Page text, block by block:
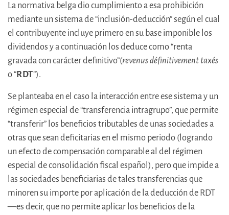
La normativa belga dio cumplimiento a esa prohibición
mediante un sistema de “inclusión-deducción” según el cual
el contribuyente incluye primero en su base imponible los
dividendos y a continuación los deduce como “renta
gravada con carácter definitivo”(revenus définitivement taxés
o “RDT”).
Se planteaba en el caso la interacción entre ese sistema y un
régimen especial de “transferencia intragrupo”, que permite
“transferir” los beneficios tributables de unas sociedades a
otras que sean deficitarias en el mismo periodo (logrando
un efecto de compensación comparable al del régimen
especial de consolidación fiscal español), pero que impide a
las sociedades beneficiarias de tales transferencias que
minoren su importe por aplicación de la deducción de RDT
—es decir, que no permite aplicar los beneficios de la